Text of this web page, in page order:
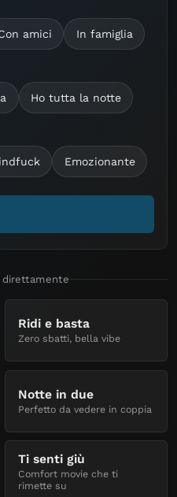
amici In famiglia
Ho tutta la notte
Emozionante
direttamente
Ridi e basta
Zero sbatti, bella vibe
Notte in due
Perfetto da vedere in coppia
Ti senti giù
Comfort movie che ti
rimette su